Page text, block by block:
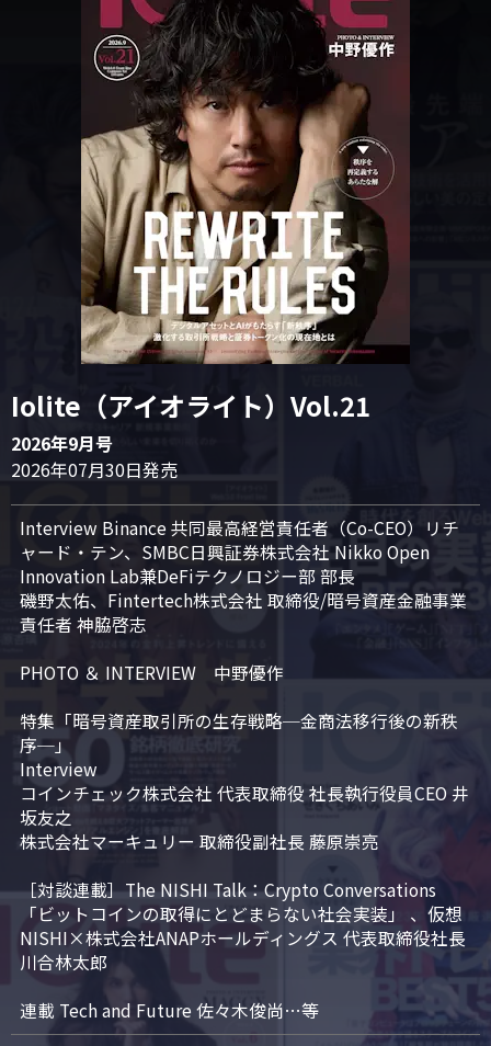
Iolite（アイオライト）Vol.21
2026年9月号
2026年07月30日発売
Interview Binance 共同最高経営責任者（Co-CEO）リチ
ャード・テン、SMBC日興証券株式会社 Nikko Open
Innovation Lab兼DeFiテクノロジー部 部長
磯野太佑、Fintertech株式会社 取締役/暗号資産金融事業
責任者 神脇啓志
PHOTO ＆ INTERVIEW　中野優作
特集「暗号資産取引所の生存戦略─金商法移行後の新秩
序─」
Interview
コインチェック株式会社 代表取締役 社長執行役員CEO 井
坂友之
株式会社マーキュリー 取締役副社長 藤原崇亮
［対談連載］The NISHI Talk：Crypto Conversations
「ビットコインの取得にとどまらない社会実装」 、仮想
NISHI×株式会社ANAPホールディングス 代表取締役社長
川合林太郎
連載 Tech and Future 佐々木俊尚…等